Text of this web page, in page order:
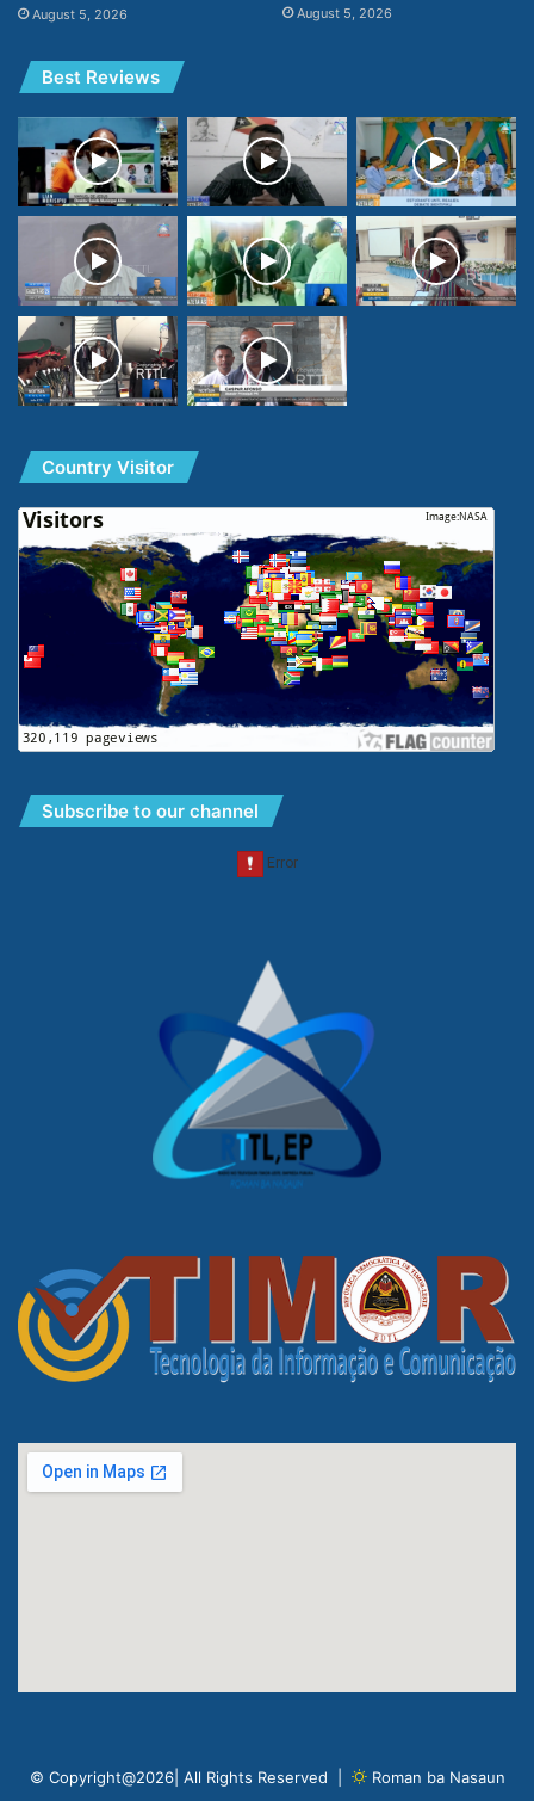
August 5, 2026 August 5, 2026
Best Reviews
Country Visitor
Subscribe to our channel
© Copyright@2026| All Rights Reserved | Roman ba Nasaun